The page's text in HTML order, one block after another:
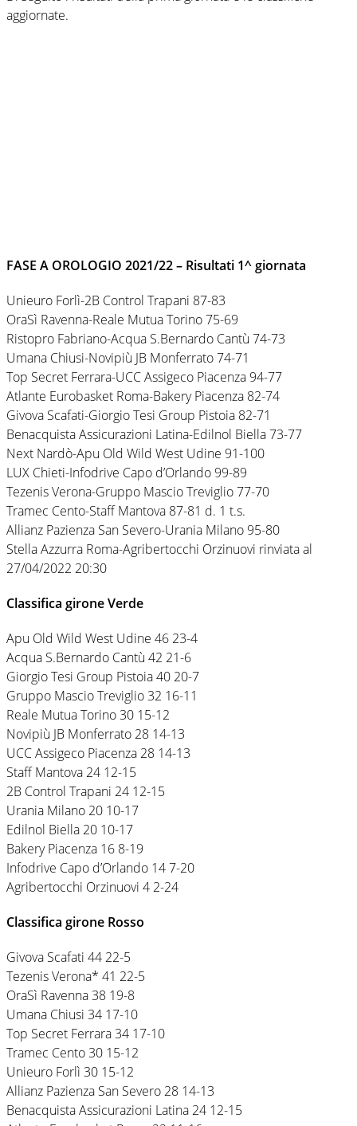
aggiornate.
FASE A OROLOGIO 2021/22 – Risultati 1^ giornata
Unieuro Forlì-2B Control Trapani 87-83
OraSì Ravenna-Reale Mutua Torino 75-69
Ristopro Fabriano-Acqua S.Bernardo Cantù 74-73
Umana Chiusi-Novipiù JB Monferrato 74-71
Top Secret Ferrara-UCC Assigeco Piacenza 94-77
Atlante Eurobasket Roma-Bakery Piacenza 82-74
Givova Scafati-Giorgio Tesi Group Pistoia 82-71
Benacquista Assicurazioni Latina-Edilnol Biella 73-77
Next Nardò-Apu Old Wild West Udine 91-100
LUX Chieti-Infodrive Capo d’Orlando 99-89
Tezenis Verona-Gruppo Mascio Treviglio 77-70
Tramec Cento-Staff Mantova 87-81 d. 1 t.s.
Allianz Pazienza San Severo-Urania Milano 95-80
Stella Azzurra Roma-Agribertocchi Orzinuovi rinviata al
27/04/2022 20:30
Classifica girone Verde
Apu Old Wild West Udine 46 23-4
Acqua S.Bernardo Cantù 42 21-6
Giorgio Tesi Group Pistoia 40 20-7
Gruppo Mascio Treviglio 32 16-11
Reale Mutua Torino 30 15-12
Novipiù JB Monferrato 28 14-13
UCC Assigeco Piacenza 28 14-13
Staff Mantova 24 12-15
2B Control Trapani 24 12-15
Urania Milano 20 10-17
Edilnol Biella 20 10-17
Bakery Piacenza 16 8-19
Infodrive Capo d’Orlando 14 7-20
Agribertocchi Orzinuovi 4 2-24
Classifica girone Rosso
Givova Scafati 44 22-5
Tezenis Verona* 41 22-5
OraSì Ravenna 38 19-8
Umana Chiusi 34 17-10
Top Secret Ferrara 34 17-10
Tramec Cento 30 15-12
Unieuro Forlì 30 15-12
Allianz Pazienza San Severo 28 14-13
Benacquista Assicurazioni Latina 24 12-15